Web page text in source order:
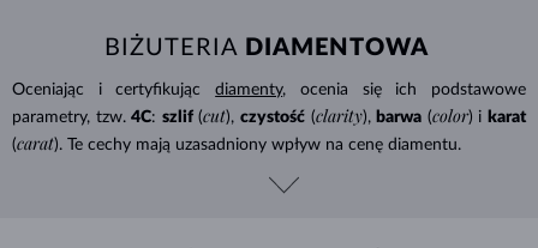
BIŻUTERIA DIAMENTOWA
Oceniając i certyfikującdiamenty, ocenia się ich podstawowe
parametry, tzw. 4C: szlif (cut), czystość (clarity), barwa (color) i karat
(carat). Te cechy mają uzasadniony wpływ na cenę diamentu.